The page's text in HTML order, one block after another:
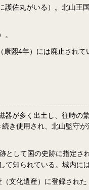
佐丸がいる）。北山
熙4年）には廃止され
が多く出土し、往時
き使用され、北山監守
として国の史跡に指定さ
知られている。城内
文化遺産）に登録され